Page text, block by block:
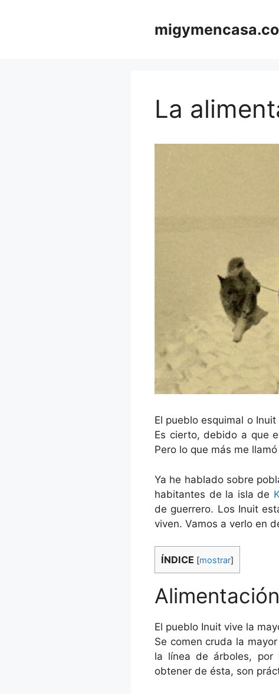
La
El pueblo esquimal o
Es cierto, debido a que
Pero lo que más me
Ya he hablado sobre
habitantes de la isla de
de guerrero. Los Inuit
viven. Vamos a verlo en
ÍNDICE [mostrar]
El pueblo Inuit vive la
Se comen cruda la
la línea de árboles, por
obtener de ésta, son